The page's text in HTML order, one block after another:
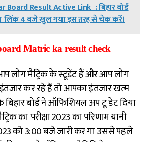
Board Result Active Link : बिहार बोर्ड
लिंक 4 बजे खुल गया इस तरह से चेक करें।
Matric ka result check
लोग मैट्रिक के स्टूडेंट हैं और आप लोग
कर रहे हैं तो आपका इंतजार खत्म
बिहार बोर्ड ने ऑफिशियल अप टू डेट दिया
का परीक्षा 2023 का परिणाम यानी
को 3:00 बजे जारी कर गा उससे पहले